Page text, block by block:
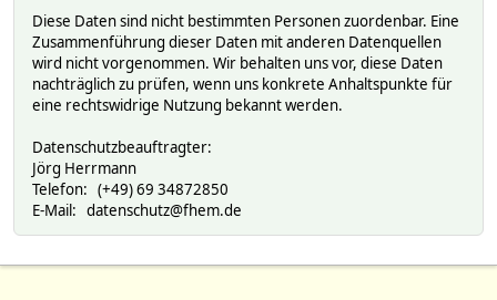
Diese Daten sind nicht bestimmten Personen zuordenbar. Eine
Zusammenführung dieser Daten mit anderen Datenquellen
wird nicht vorgenommen. Wir behalten uns vor, diese Daten
nachträglich zu prüfen, wenn uns konkrete Anhaltspunkte für
eine rechtswidrige Nutzung bekannt werden.
Datenschutzbeauftragter:
Jörg Herrmann
Telefon: (+49) 69 34872850
E-Mail: datenschutz@fhem.de